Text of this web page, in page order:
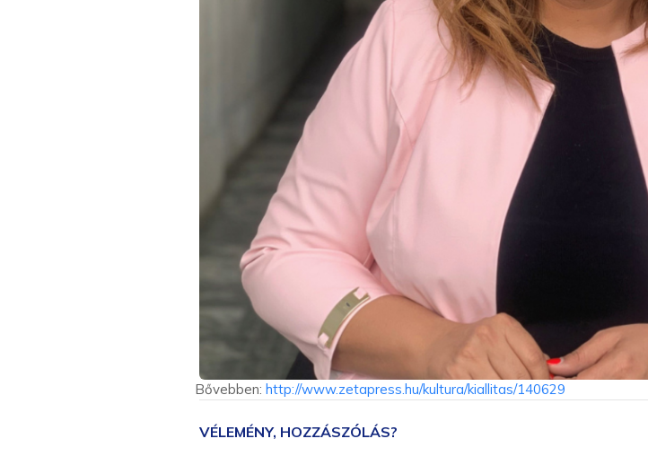
Bővebben: http://www.zetapress.hu/kultura/kiallitas/140629
VÉLEMÉNY, HOZZÁSZÓLÁS?